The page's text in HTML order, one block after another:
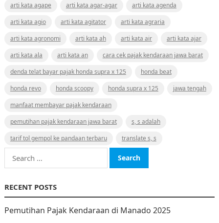
arti kata agape
arti kata agar-agar
arti kata agenda
arti kata agio
arti kata agitator
arti kata agraria
arti kata agronomi
arti kata ah arti kata air
arti kata ajar
arti kata ala
arti kata an
cara cek pajak kendaraan jawa barat
denda telat bayar pajak honda supra x 125
honda beat
honda revo
honda scoopy honda supra x 125
jawa tengah
manfaat membayar pajak kendaraan
pemutihan pajak kendaraan jawa barat
s, s adalah
tarif tol gempol ke pandaan terbaru
translate s, s
Search
for:
RECENT POSTS
Pemutihan Pajak Kendaraan di Manado 2025